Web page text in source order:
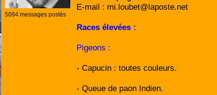
5094 messages postés
E-mail : mi.loubet@laposte.net
Races élevées :
Pigeons :
- Capucin : toutes couleurs.
- Queue de paon Indien.